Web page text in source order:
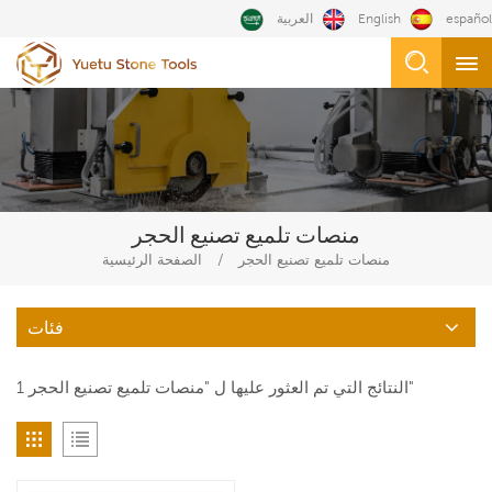
العربية English español
منصات تلميع تصنيع الحجر
الصفحة الرئيسية / منصات تلميع تصنيع الحجر
فئات
1 النتائج التي تم العثور عليها ل "منصات تلميع تصنيع الحجر"